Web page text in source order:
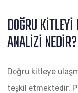
DOĞRU
ANALIZI NEDIR?
Doğru kitleye
teşkil etmektedir.